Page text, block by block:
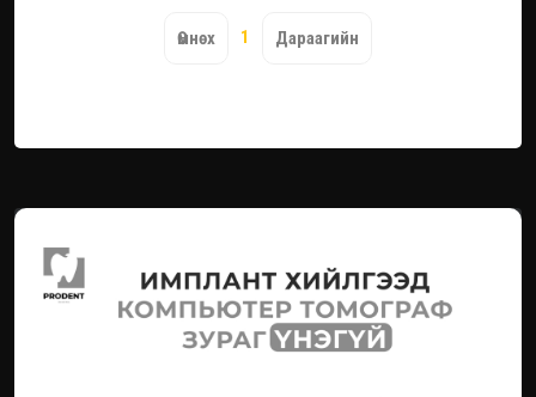
Өмнөх 1 Дараагийн